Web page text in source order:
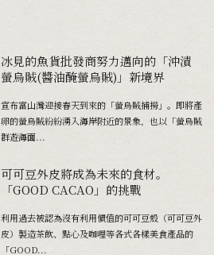
冰見的魚貨批發商努力邁向的「沖漬
螢烏賊(醬油醃螢烏賊)」新境界
宣布富山灣迎接春天到來的「螢烏賊捕撈」。即將產
卵的螢烏賊紛紛湧入海岸附近的景象，也以「螢烏賊
群遊海面...
可可豆外皮將成為未來的食材。
「GOOD CACAO」的挑戰
利用過去被認為沒有利用價值的可可豆殼（可可豆外
皮）製造茶飲、點心及咖哩等各式各樣美食產品的
「GOOD...